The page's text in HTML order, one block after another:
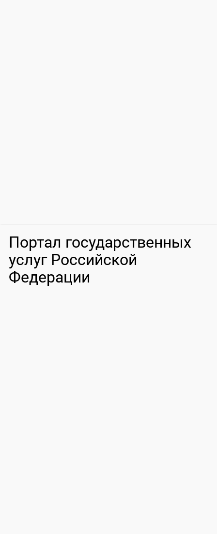
Портал государственных
услуг Российской
Федерации